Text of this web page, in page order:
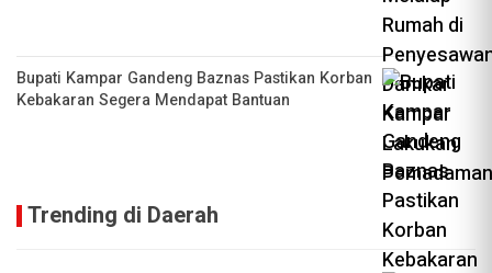
Bupati Kampar Gandeng Baznas Pastikan Korban
Kebakaran Segera Mendapat Bantuan
Trending di Daerah